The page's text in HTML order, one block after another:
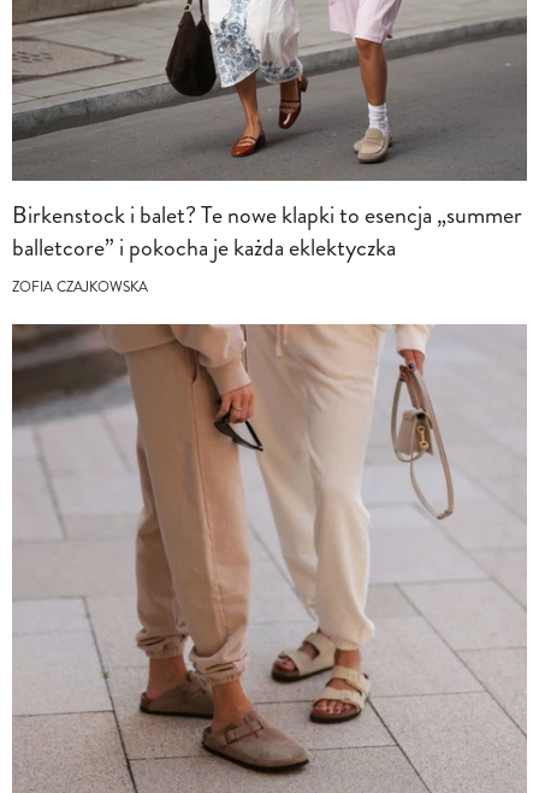
Birkenstock i balet? Te nowe klapki to esencja „summer
balletcore” i pokocha je każda eklektyczka
ZOFIA CZAJKOWSKA